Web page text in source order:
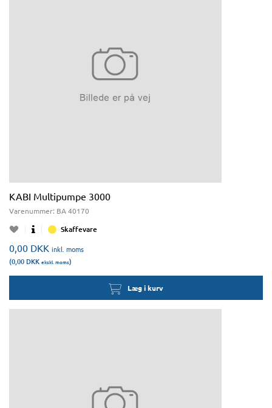
KABI Multipumpe 3000
Varenummer: BA 40170
Skaffevare
0,00 DKK inkl. moms
(0,00 DKK ekskl. moms)
Læg i kurv